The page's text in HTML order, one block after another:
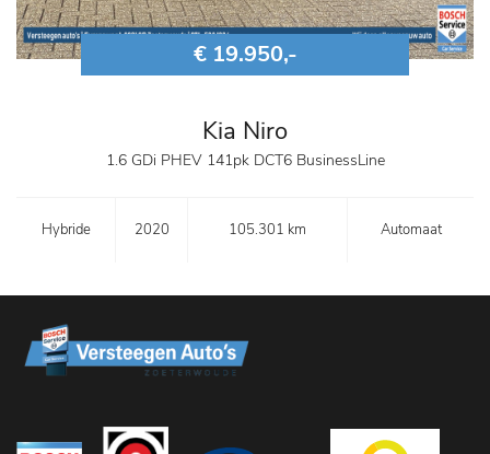
€ 19.950,-
Kia Niro
1.6 GDi PHEV 141pk DCT6 BusinessLine
Hybride 2020 105.301 km Automaat